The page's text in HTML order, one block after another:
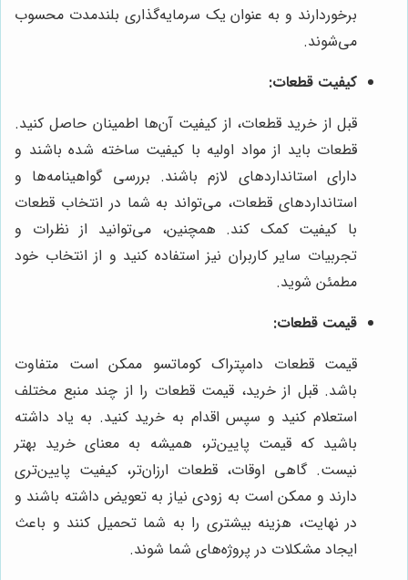
برخوردارند و به عنوان یک سرمایه‌گذاری بلندمدت محسوب
می‌شوند.
کیفیت قطعات:
قبل از خرید قطعات، از کیفیت آن‌ها اطمینان حاصل کنید.
قطعات باید از مواد اولیه با کیفیت ساخته شده باشند و
دارای استانداردهای لازم باشند. بررسی گواهینامه‌ها و
استانداردهای قطعات، می‌تواند به شما در انتخاب قطعات
با کیفیت کمک کند. همچنین، می‌توانید از نظرات و
تجربیات سایر کاربران نیز استفاده کنید و از انتخاب خود
مطمئن شوید.
قیمت قطعات:
قیمت قطعات دامپتراک کوماتسو ممکن است متفاوت
باشد. قبل از خرید، قیمت قطعات را از چند منبع مختلف
استعلام کنید و سپس اقدام به خرید کنید. به یاد داشته
باشید که قیمت پایین‌تر، همیشه به معنای خرید بهتر
نیست. گاهی اوقات، قطعات ارزان‌تر، کیفیت پایین‌تری
دارند و ممکن است به زودی نیاز به تعویض داشته باشند و
در نهایت، هزینه بیشتری را به شما تحمیل کنند و باعث
ایجاد مشکلات در پروژه‌های شما شوند.